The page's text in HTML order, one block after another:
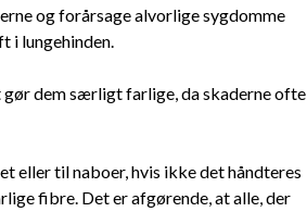
og forårsage alvorlige sygdomme
i lungehinden.
gør dem særligt farlige, da skaderne ofte
eller til naboer, hvis ikke det håndteres
fibre. Det er afgørende, at alle, der